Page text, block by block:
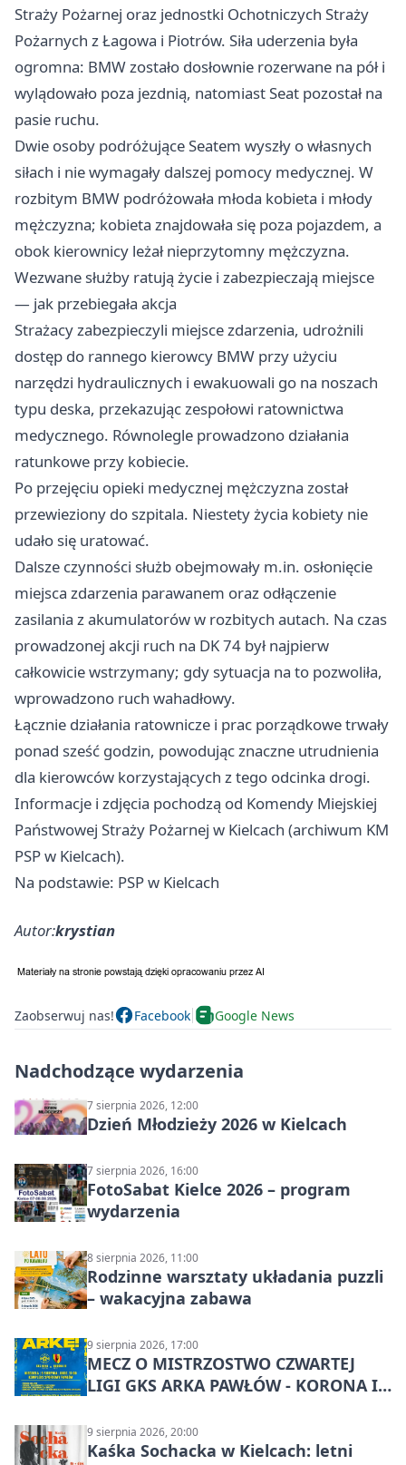
Straży Pożarnej oraz jednostki Ochotniczych Straży
Pożarnych z Łagowa i Piotrów. Siła uderzenia była
ogromna: BMW zostało dosłownie rozerwane na pół i
wylądowało poza jezdnią, natomiast Seat pozostał na
pasie ruchu.
Dwie osoby podróżujące Seatem wyszły o własnych
siłach i nie wymagały dalszej pomocy medycznej. W
rozbitym BMW podróżowała młoda kobieta i młody
mężczyzna; kobieta znajdowała się poza pojazdem, a
obok kierownicy leżał nieprzytomny mężczyzna.
Wezwane służby ratują życie i zabezpieczają miejsce
— jak przebiegała akcja
Strażacy zabezpieczyli miejsce zdarzenia, udrożnili
dostęp do rannego kierowcy BMW przy użyciu
narzędzi hydraulicznych i ewakuowali go na noszach
typu deska, przekazując zespołowi ratownictwa
medycznego. Równolegle prowadzono działania
ratunkowe przy kobiecie.
Po przejęciu opieki medycznej mężczyzna został
przewieziony do szpitala. Niestety życia kobiety nie
udało się uratować.
Dalsze czynności służb obejmowały m.in. osłonięcie
miejsca zdarzenia parawanem oraz odłączenie
zasilania z akumulatorów w rozbitych autach. Na czas
prowadzonej akcji ruch na DK 74 był najpierw
całkowicie wstrzymany; gdy sytuacja na to pozwoliła,
wprowadzono ruch wahadłowy.
Łącznie działania ratownicze i prac porządkowe trwały
ponad sześć godzin, powodując znaczne utrudnienia
dla kierowców korzystających z tego odcinka drogi.
Informacje i zdjęcia pochodzą od Komendy Miejskiej
Państwowej Straży Pożarnej w Kielcach (archiwum KM
PSP w Kielcach).
Na podstawie: PSP w Kielcach
Autor:krystian
Zaobserwuj nas! Facebook Google News
Nadchodzące wydarzenia
7 sierpnia 2026, 12:00
Dzień Młodzieży 2026 w Kielcach
7 sierpnia 2026, 16:00
FotoSabat Kielce 2026 – program
wydarzenia
8 sierpnia 2026, 11:00
Rodzinne warsztaty układania puzzli
– wakacyjna zabawa
9 sierpnia 2026, 17:00
MECZ O MISTRZOSTWO CZWARTEJ
LIGI GKS ARKA PAWŁÓW - KORONA III
9 sierpnia 2026, 20:00
Kaśka Sochacka w Kielcach: letni